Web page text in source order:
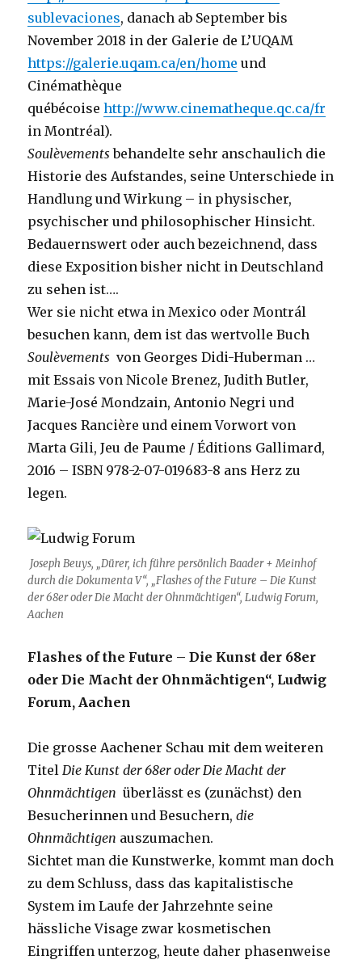
sublevaciones, danach ab September bis
November 2018 in der Galerie de L’UQAM
https://galerie.uqam.ca/en/home und
Cinémathèque
québécoise http://www.cinematheque.qc.ca/fr
in Montréal).
Soulèvements behandelte sehr anschaulich die
Historie des Aufstandes, seine Unterschiede in
Handlung und Wirkung – in physischer,
psychischer und philosophischer Hinsicht.
Bedauernswert oder auch bezeichnend, dass
diese Exposition bisher nicht in Deutschland
zu sehen ist….
Wer sie nicht etwa in Mexico oder Montrál
besuchen kann, dem ist das wertvolle Buch
Soulèvements von Georges Didi-Huberman …
mit Essais von Nicole Brenez, Judith Butler,
Marie-José Mondzain, Antonio Negri und
Jacques Rancière und einem Vorwort von
Marta Gili, Jeu de Paume / Éditions Gallimard,
2016 – ISBN 978-2-07-019683-8 ans Herz zu
legen.
Joseph Beuys, „Dürer, ich führe persönlich Baader + Meinhof
durch die Dokumenta V“, „Flashes of the Future – Die Kunst
der 68er oder Die Macht der Ohnmächtigen“, Ludwig Forum,
Aachen
Flashes of the Future – Die Kunst der 68er
oder Die Macht der Ohnmächtigen“, Ludwig
Forum, Aachen
Die grosse Aachener Schau mit dem weiteren
Titel Die Kunst der 68er oder Die Macht der
Ohnmächtigen überlässt es (zunächst) den
Besucherinnen und Besuchern,die
Ohnmächtigen auszumachen.
Sichtet man die Kunstwerke, kommt man doch
zu dem Schluss, dass das kapitalistische
System im Laufe der Jahrzehnte seine
hässliche Visage zwar kosmetischen
Eingriffen unterzog, heute daher phasenweise